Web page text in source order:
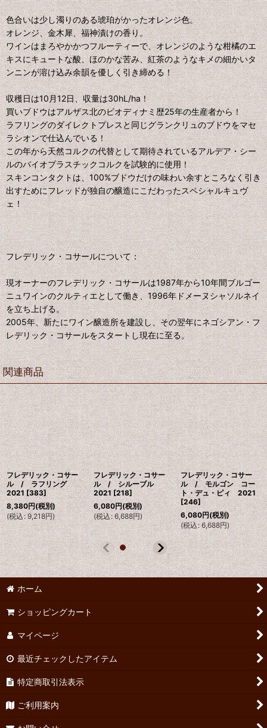
色合いは少し濁りのある琥珀がかったオレンジ色。
オレンジ、金木犀、福神漬けの香り。
ワインはまろやかかつフルーティーで、オレンジのような柑橘のエ
キスにキュートな酸、ほのかな苦み、紅茶のようなキメの細かいタ
ンニンが溶け込み余韻を優しく引き締める！
収穫日は10月12日、収量は30hL/ha！
買いブドウはアルザス北のビオディナミ歴25年の生産者から！
ラフリングのダイレクトプレスと同じグランクリュのブドウをマセ
ラシオンで仕込んでいる！
この年から天然コルクの代替として期待されているアルデア・シー
ルのバイオプラスチックコルクを試験的に使用！
スキンコンタクトは、100%ブドウだけの味わい余すところなく引き
出すためにフレッドが独自の醸造にこだわったスペシャルキュヴ
ェ！
フレデリック・コサールについて：
現オーナーのフレデリック・コサールは1987年から10年間ブルゴー
ニュワインのクルティエとして働き、1996年ドメーヌシャソルネイ
を立ち上げる。
2005年、新たにワイン醸造所を建設し、その翌年にネゴシアン・フ
レデリック・コサールをスタートし現在に至る。
関連商品
フレデリック・コサー
ル / ラフリング
2021 [383]
8,380円(税別)
(税込 : 9,218円)
フレデリック・コサー
ル / シルーブル
2021 [218]
6,080円(税別)
(税込: 6,688円)
フレデリック・コサー
ル / モルゴン コー
ト・デュ・ピィ 2021
[246]
6,080円(税別)
(税込 : 6,688円)
ホーム
ショッピングカート
マイページ
最近チェックしたアイテム
特定商取引法表示
ご利用案内